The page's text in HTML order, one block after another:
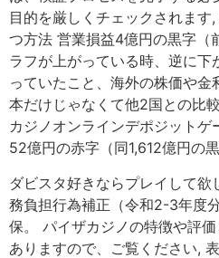
目的を厳しくチェックされま
つ方法 営業損益4億円の黒字（
ラフが上がっている時、逆に下
っていたこと、海外の株価や金
本だけじゃなくて他2国との比
カジノオンラインデポジット
52億円の赤字（同1,612億円の黒
ダビスタ好きならプレイして
務負担行為補正（令和2-3年度
保。 パイザカジノの特徴や評
ありますので、ご覧ください,